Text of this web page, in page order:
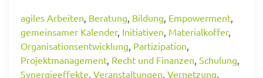
agiles Arbeiten, Beratung, Bildung, Empowerment,
gemeinsamer Kalender, Initiativen, Materialkoffer,
Organisationsentwicklung, Partizipation,
Projektmanagement, Recht und Finanzen, Schulung,
Synergieeffekte, Veranstaltungen, Vernetzung,